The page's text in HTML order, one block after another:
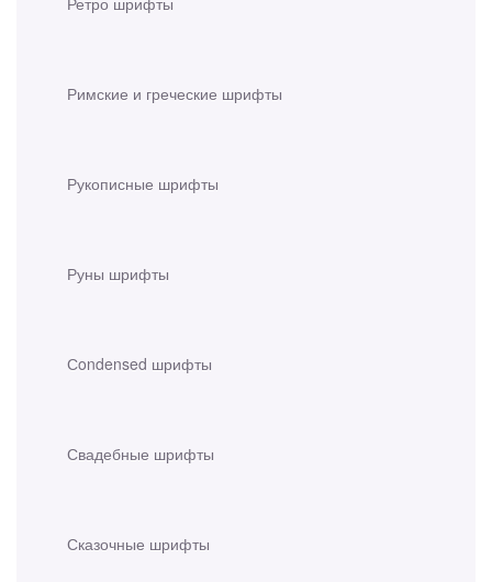
Римские и греческие шрифты
Рукописные шрифты
Руны шрифты
Сondensed шрифты
Свадебные шрифты
Сказочные шрифты